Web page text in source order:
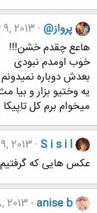
پرواز@ 2013
هاعع چقدم خشن!!!
خوب اومدم نبودی
بعدش دوباره
یه وختیو بزار و بیا
میخوام برم کل
S i s i l
2013
عکس هایی که
anise b
2013